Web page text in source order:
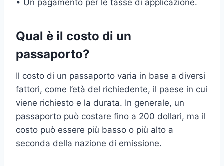
• Un pagamento per le tasse di applicazione.
Qual è il costo di un
passaporto?
Il costo di un passaporto varia in base a diversi
fattori, come l’età del richiedente, il paese in cui
viene richiesto e la durata. In generale, un
passaporto può costare fino a 200 dollari, ma il
costo può essere più basso o più alto a
seconda della nazione di emissione.